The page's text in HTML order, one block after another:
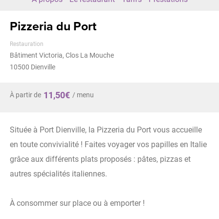
Pizzeria du Port
Restauration
Bâtiment Victoria, Clos La Mouche
10500 Dienville
À partir de 11,50€ / menu
Située à Port Dienville, la Pizzeria du Port vous accueille
en toute convivialité ! Faites voyager vos papilles en Italie
grâce aux différents plats proposés : pâtes, pizzas et
autres spécialités italiennes.
À consommer sur place ou à emporter !